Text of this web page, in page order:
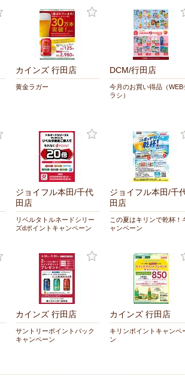
カインズ 行田店
黄金ラガー
DCM/行田店
今月のお買い得品（WEB
ラシ）
ジョイフル本田/千代
田店
リベルタトルネードシリー
ズdポイントキャンペーン
ジョイフル本田/千
田店
この夏はキリンで乾杯！
ャンペーン
カインズ 行田店
サントリーポイントバック
キャンペーン
カインズ 行田店
キリンポイントキャンペ
ン